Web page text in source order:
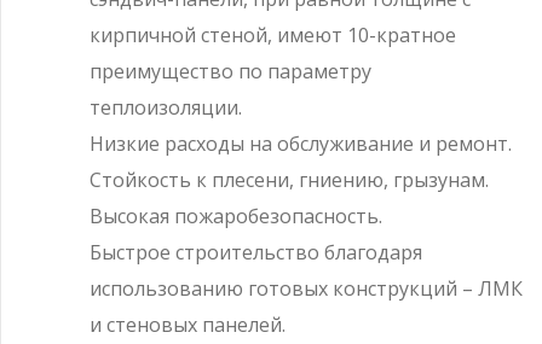
кирпичной стеной, имеют 10-кратное
преимущество по параметру
теплоизоляции.
Низкие расходы на обслуживание и ремонт.
Стойкость к плесени, гниению, грызунам.
Высокая пожаробезопасность.
Быстрое строительство благодаря
использованию готовых конструкций – ЛМК
и стеновых панелей.